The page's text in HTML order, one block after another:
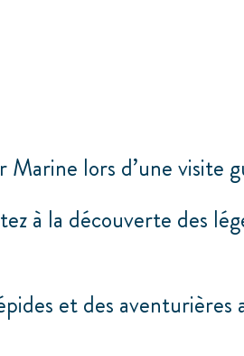
lors d’une visite
à la découverte des
et des